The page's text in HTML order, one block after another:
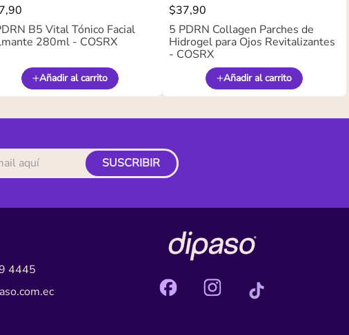
,90
B5 Vital Tónico Facial
280ml - COSRX
Añadir al carrito
$37,90
5 PDRN Collagen Parches de
Hidrogel para Ojos Revitalizantes
- COSRX
Añadir al carrito
SUSCRIBIR
4445